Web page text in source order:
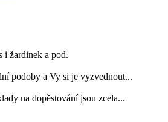
i žardinek a pod.
podoby a Vy si je vyzvednout...
na dopěstování jsou zcela...